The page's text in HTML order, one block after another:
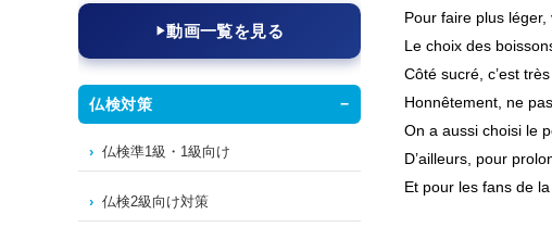
Pour faire plus
Le choix des
Côté sucré, c’est
Honnêtement, ne
On a aussi choisi le
D’ailleurs, pour
Et pour les fans de
動画一覧を見る
仏検対策
仏検準1級・1級向け
仏検2級向け対策